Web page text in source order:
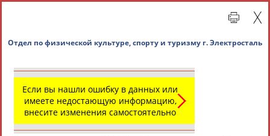
Если вы нашли ошибку в данных или
имеете недостающую информацию,
внесите изменения самостоятельно